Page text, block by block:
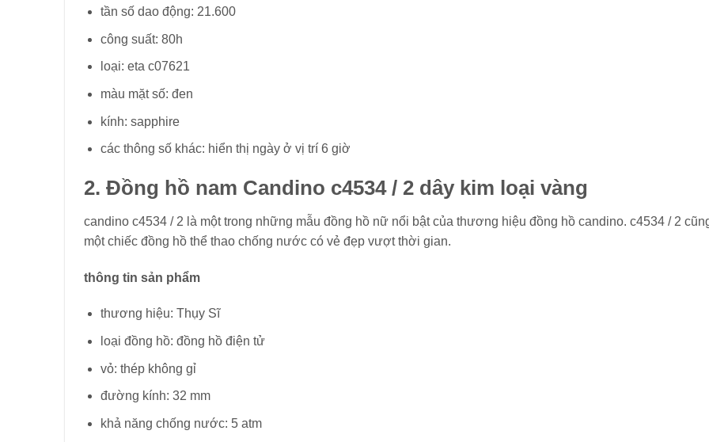
tần số dao động: 21.600
công suất: 80h
loại: eta c07621
màu mặt số: đen
kính: sapphire
các thông số khác: hiển thị ngày ở vị trí 6 giờ
2. Đồng hồ nam Candino c4534 / 2 dây kim loại vàng
candino c4534 / 2 là một trong những mẫu đồng hồ nữ nổi bật của thương hiệu đồng hồ candino. c4534 / 2
một chiếc đồng hồ thể thao chống nước có vẻ đẹp vượt thời gian.
thông tin sản phẩm
thương hiệu: Thụy Sĩ
loại đồng hồ: đồng hồ điện tử
vỏ: thép không gỉ
đường kính: 32 mm
khả năng chống nước: 5 atm